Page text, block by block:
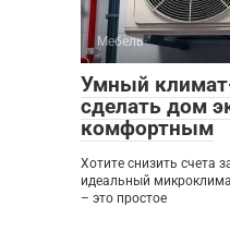
Мебель
Умный
сделать дом
комфортным
Хотите снизить счета
идеальный
– это простое